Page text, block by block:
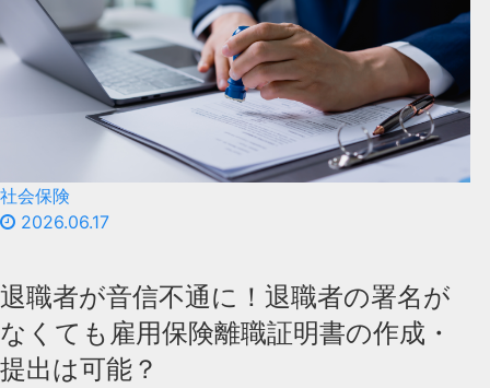
社会保険
2026.06.17
退職者が音信不通に！退職者の署名が
なくても雇用保険離職証明書の作成・
提出は可能？